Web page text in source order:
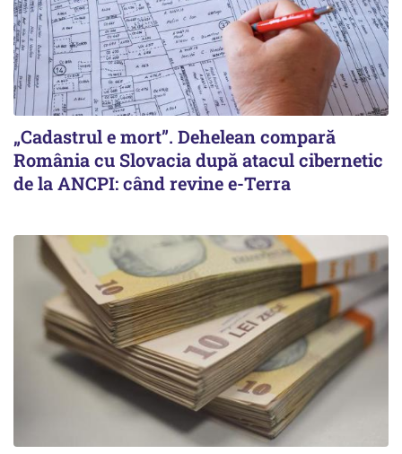
„Cadastrul e mort”. Dehelean compară
România cu Slovacia după atacul cibernetic
de la ANCPI: când revine e-Terra